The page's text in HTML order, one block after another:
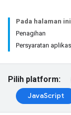
Pada halaman ini
Penagihan
Persyaratan
Pilih platform:
JavaScript